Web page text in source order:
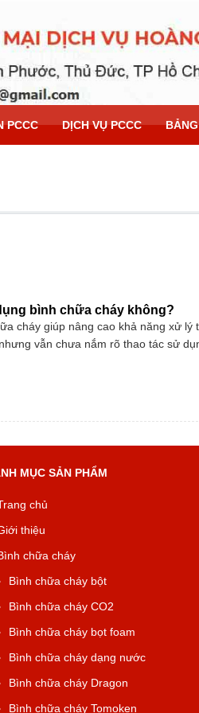
PCCC DỊCH VỤ PCCC
bình chữa cháy không?
cháy giúp nâng cao khả năng xử lý
vẫn chưa nắm rõ thao tác sử
MỤC SẢN PHẨM
chủ
thiệu
chữa cháy
Bình chữa cháy bột
Bình chữa cháy CO2
Bình chữa cháy bọt foam
Bình chữa cháy dạng nước
Bình chữa cháy Dragon
Bình chữa cháy Tomoken